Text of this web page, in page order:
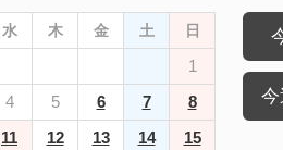
水 木 金 土 日
1
4 5 6 7
8
11 12 13 14
15
今